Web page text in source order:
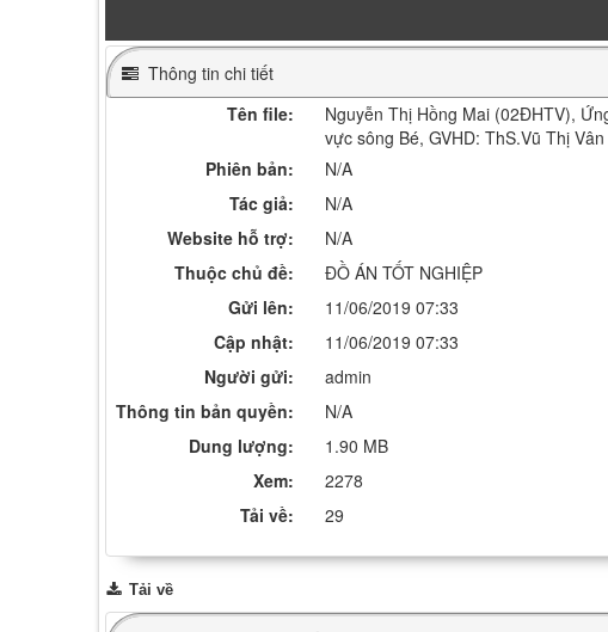
Thông tin chi tiết
Tên file:
Nguyễn Thị Hồng Mai (02ĐHTV),
vực sông Bé, GVHD: ThS.Vũ Thị Vân
Phiên bản:
N/A
Tác giả:
N/A
Website hỗ trợ:
N/A
Thuộc chủ đề:
ĐỒ ÁN TỐT NGHIỆP
Gửi lên:
11/06/2019 07:33
Cập nhật:
11/06/2019 07:33
Người gửi:
admin
Thông tin bản quyền:
N/A
Dung lượng:
1.90 MB
Xem:
2278
Tải về:
29
Tải về